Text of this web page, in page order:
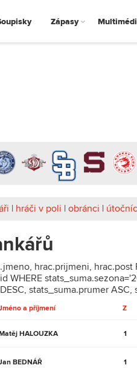
Zápasy
| hráči v poli | obránci |
hrac.prijmeni, hrac.post
WHERE
stats_suma.prumer
a příjmení Z
HALOUZKA 1
BEDNÁŘ 1